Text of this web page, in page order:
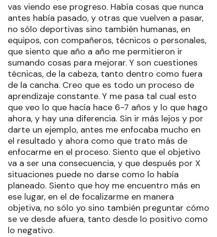
vas viendo ese progreso. Había cosas que nunca
antes había pasado, y otras que vuelven a pasar,
no sólo deportivas sino también humanas, en
equipos, con compañeros, técnicos o personales,
que siento que año a año me permitieron ir
sumando cosas para mejorar. Y son cuestiones
técnicas, de la cabeza, tanto dentro como fuera
de la cancha. Creo que es todo un proceso de
aprendizaje constante. Y me pasa tal cual esto
que veo lo que hacía hace 6-7 años y lo que hago
ahora, y hay una diferencia. Sin ir más lejos y por
darte un ejemplo, antes me enfocaba mucho en
el resultado y ahora como que trato más de
enfocarme en el proceso. Siento que el objetivo
va a ser una consecuencia, y que después por X
situaciones puede no darse como lo había
planeado. Siento que hoy me encuentro más en
ese lugar, en el de focalizarme en manera
objetiva, no sólo yo sino también preguntar cómo
se ve desde afuera, tanto desde lo positivo como
lo negativo.